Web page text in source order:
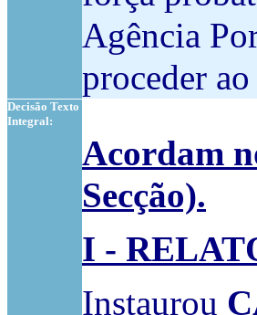
Agência
proceder
Decisão Texto
Integral:
Acordam
Secção).
I -
Instaurou